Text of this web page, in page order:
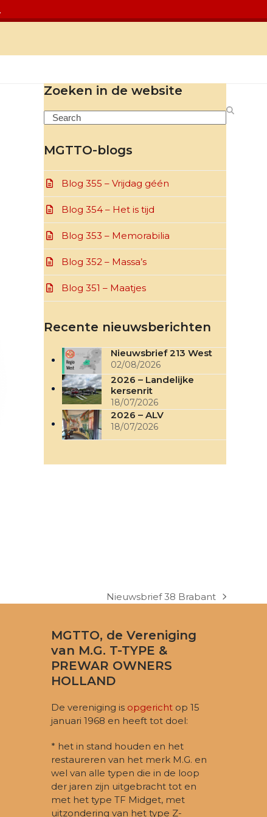
Zoeken in de website
Search
MGTTO-blogs
Blog 355 – Vrijdag géén
Blog 354 – Het is tijd
Blog 353 – Memorabilia
Blog 352 – Massa’s
Blog 351 – Maatjes
Recente nieuwsberichten
Nieuwsbrief 213 West
02/08/2026
2026 – Landelijke
kersenrit
18/07/2026
2026 – ALV
18/07/2026
next
Nieuwsbrief 38 Brabant
MGTTO, de Vereniging
van M.G. T-TYPE &
PREWAR OWNERS
HOLLAND
De vereniging is opgericht op 15
januari 1968 en heeft tot doel:
* het in stand houden en het
restaureren van het merk M.G. en
wel van alle typen die in de loop
der jaren zijn uitgebracht tot en
met het type TF Midget, met
uitzondering van het type Z-